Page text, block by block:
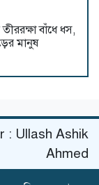
তীররক্ষা বাঁধে ধস,
মানুষ
: Ullash Ashik
Ahmed